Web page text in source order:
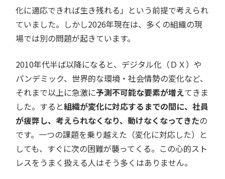
化に適応できれば生き残れる」という前提で考えられ
ていました。しかし2026年現在は、多くの組織の現
場では別の問題が起きています。
2010年代半ば以降になると、デジタル化（ＤＸ）や
パンデミック、世界的な環境・社会情勢の変化など、
それまで以上に急激に予測不可能な要素が増えてきま
した。すると組織が変化に対応するまでの間に、社員
が疲弊し、考えられなくなり、動けなくなってきたの
です。一つの課題を乗り越えた（変化に対応した）と
しても、すぐに次の困難が襲ってくる。この心的スト
レスをうまく扱える人はそう多くはありません。